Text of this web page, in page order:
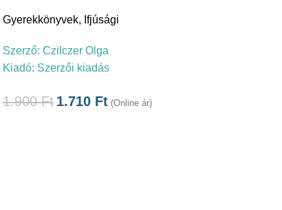
Gyerekkönyvek, Ifjúsági
Szerző: Czilczer Olga
Kiadó: Szerzői kiadás
1.900Ft 1.710 Ft (Online ár)